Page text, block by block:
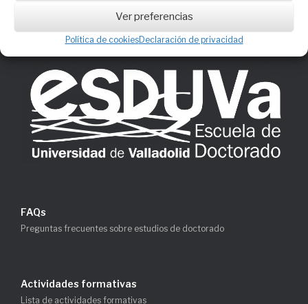
Ver preferencias
Política de cookiesDeclaración de privacidad
FAQs
Preguntas frecuentes sobre estudios de doctorado
Actividades formativas
Lista de actividades formativas